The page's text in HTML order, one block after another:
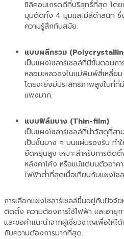
ซิลิคอนเกรดดีที่บริสุทธิ์ที่สุด โด
มุมตัดทั้ง 4 มุมและมีสีดำสนิท ซึ่
ความรู้สึกทันสมัย.
แบบผลึกรวม
เป็นแผงโซลาร์เซลล์ที่มีขั้นตอน
หลอมเหลวลงในแม่พิมพ์สี่เหลี่ย
โดยจะยิ่งมีประสิทธิภาพสูงในที่
แพงมาก.
แบบฟิล์มบาง (Thin-film)
เป็นแผงโซลาร์เซลล์ที่นำวัสดุที่ส
เป็นชั้นบาง ๆ บนแผ่นรองรับ ทำ
ยืดหยุ่นสูง เหมาะสำหรับการติด
หลังคาโค้ง หรือแม้แต่บนตัวอาค
ไฟฟ้าต่ำที่สุดเมื่อเทียบกับแผงโซล
การเลือกแผงโซลาร์เซลล์ขึ้นอยู่กับปัจ
ติดตั้ง ความต้องการใช้ไฟฟ้า และอายุ
และขอคำแนะนำจากผู้เชี่ยวชาญเพื่อให้ไ
กับความต้องการมากที่สุด.